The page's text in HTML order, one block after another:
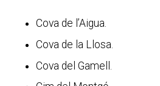
Cova de l’Aigua.
Cova de la Llosa.
Cova del Gamell.